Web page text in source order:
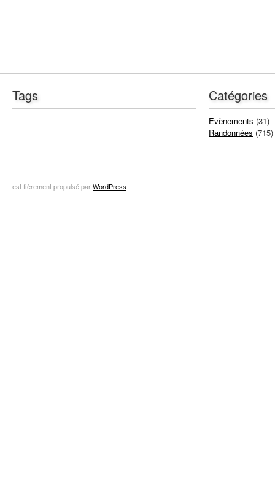
Tags Catégories
Evènements (31)
Randonnées (715)
est fièrement propulsé parWordPress